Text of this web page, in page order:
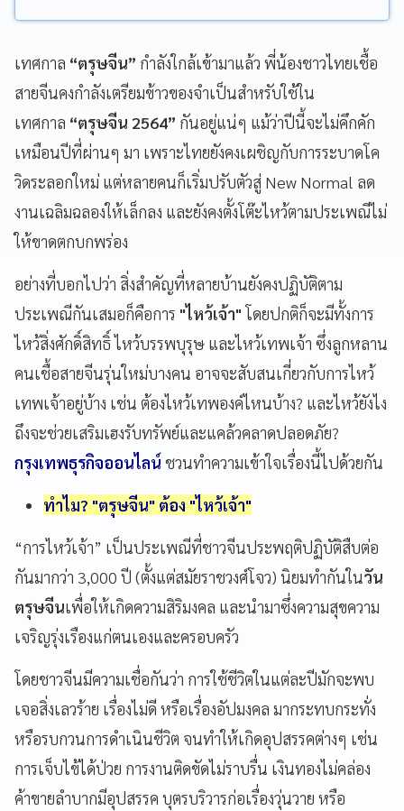
เทศกาล “ตรุษจีน” กำลังใกล้เข้ามาแล้ว พี่น้องชาวไทยเชื้อ
สายจีนคงกำลังเตรียมข้าวของจำเป็นสำหรับใช้ใน
เทศกาล “ตรุษจีน 2564” กันอยู่แน่ๆ แม้ว่าปีนี้จะไม่คึกคัก
เหมือนปีที่ผ่านๆ มา เพราะไทยยังคงเผชิญกับการระบาดโค
วิดระลอกใหม่ แต่หลายคนก็เริ่มปรับตัวสู่ New Normal ลด
งานเฉลิมฉลองให้เล็กลง และยังคงตั้งโต๊ะไหว้ตามประเพณีไม่
ให้ขาดตกบกพร่อง
อย่างที่บอกไปว่า สิ่งสำคัญที่หลายบ้านยังคงปฏิบัติตาม
ประเพณีกันเสมอก็คือการ "ไหว้เจ้า"โดยปกติก็จะมีทั้งการ
ไหว้สิ่งศักดิ์สิทธิ์ ไหว้บรรพบุรุษ และไหว้เทพเจ้า ซึ่งลูกหลาน
คนเชื้อสายจีนรุ่นใหม่บางคน อาจจะสับสนเกี่ยวกับการไหว้
เทพเจ้าอยู่บ้าง เช่น ต้องไหว้เทพองค์ไหนบ้าง? และไหว้ยังไง
ถึงจะช่วยเสริมเฮงรับทรัพย์และแคล้วคลาดปลอดภัย?
กรุงเทพธุรกิจออนไลน์ ชวนทำความเข้าใจเรื่องนี้ไปด้วยกัน
ทำไม? "ตรุษจีน" ต้อง "ไหว้เจ้า"
“การไหว้เจ้า” เป็นประเพณีที่ชาวจีนประพฤติปฏิบัติสืบต่อ
กันมากว่า 3,000 ปี (ตั้งแต่สมัยราชวงศ์โจว) นิยมทำกันในวัน
ตรุษจีนเพื่อให้เกิดความสิริมงคล และนำมาซึ่งความสุขความ
เจริญรุ่งเรืองแก่ตนเองและครอบครัว
โดยชาวจีนมีความเชื่อกันว่า การใช้ชีวิตในแต่ละปีมักจะพบ
เจอสิ่งเลวร้าย เรื่องไม่ดี หรือเรื่องอัปมงคล มากระทบกระทั่ง
หรือรบกวนการดำเนินชีวิต จนทำให้เกิดอุปสรรคต่างๆ เช่น
การเจ็บไข้ได้ป่วย การงานติดขัดไม่ราบรื่น เงินทองไม่คล่อง
ค้าขายลำบากมีอุปสรรค บุตรบริวารก่อเรื่องวุ่นวาย หรือ